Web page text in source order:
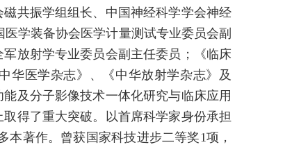
共振学组组长、中国神经科学学会神经
学装备协会医学计量测试专业委员会副
放射学专业委员会副主任委员；《临床
华医学杂志》、《中华放射学杂志》及
及分子影像技术一体化研究与临床应用
得了重大突破。以首席科学家身份承担
本著作。曾获国家科技进步二等奖1项，